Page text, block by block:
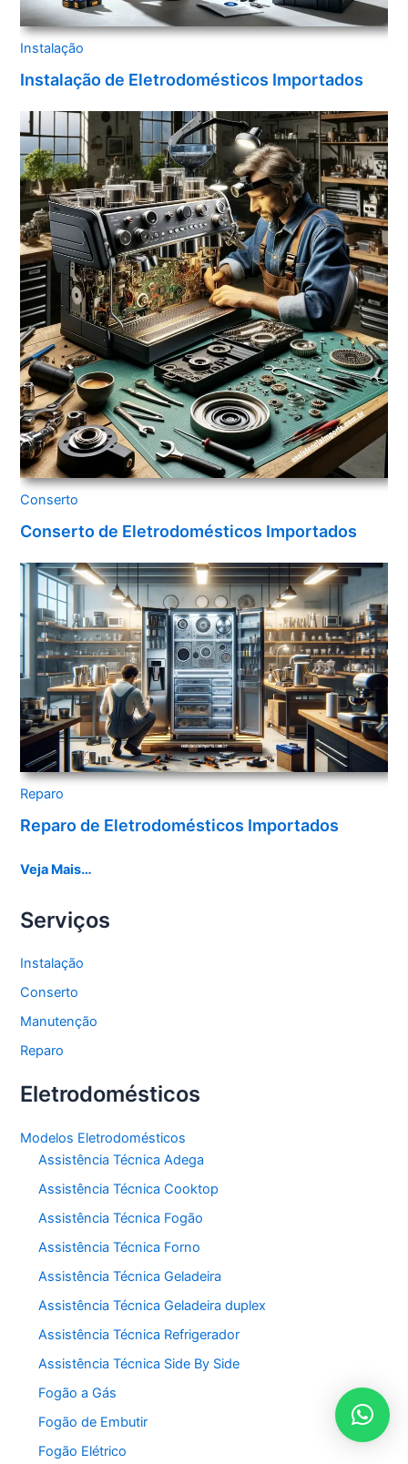
Instalação
Instalação de Eletrodomésticos Importados
Conserto
Conserto de Eletrodomésticos Importados
Reparo
Reparo de Eletrodomésticos Importados
Veja Mais…
Serviços
Instalação
Conserto
Manutenção
Reparo
Eletrodomésticos
Modelos Eletrodomésticos
Assistência Técnica Adega
Assistência Técnica Cooktop
Assistência Técnica Fogão
Assistência Técnica Forno
Assistência Técnica Geladeira
Assistência Técnica Geladeira duplex
Assistência Técnica Refrigerador
Assistência Técnica Side By Side
Fogão a Gás
Fogão de Embutir
Fogão Elétrico